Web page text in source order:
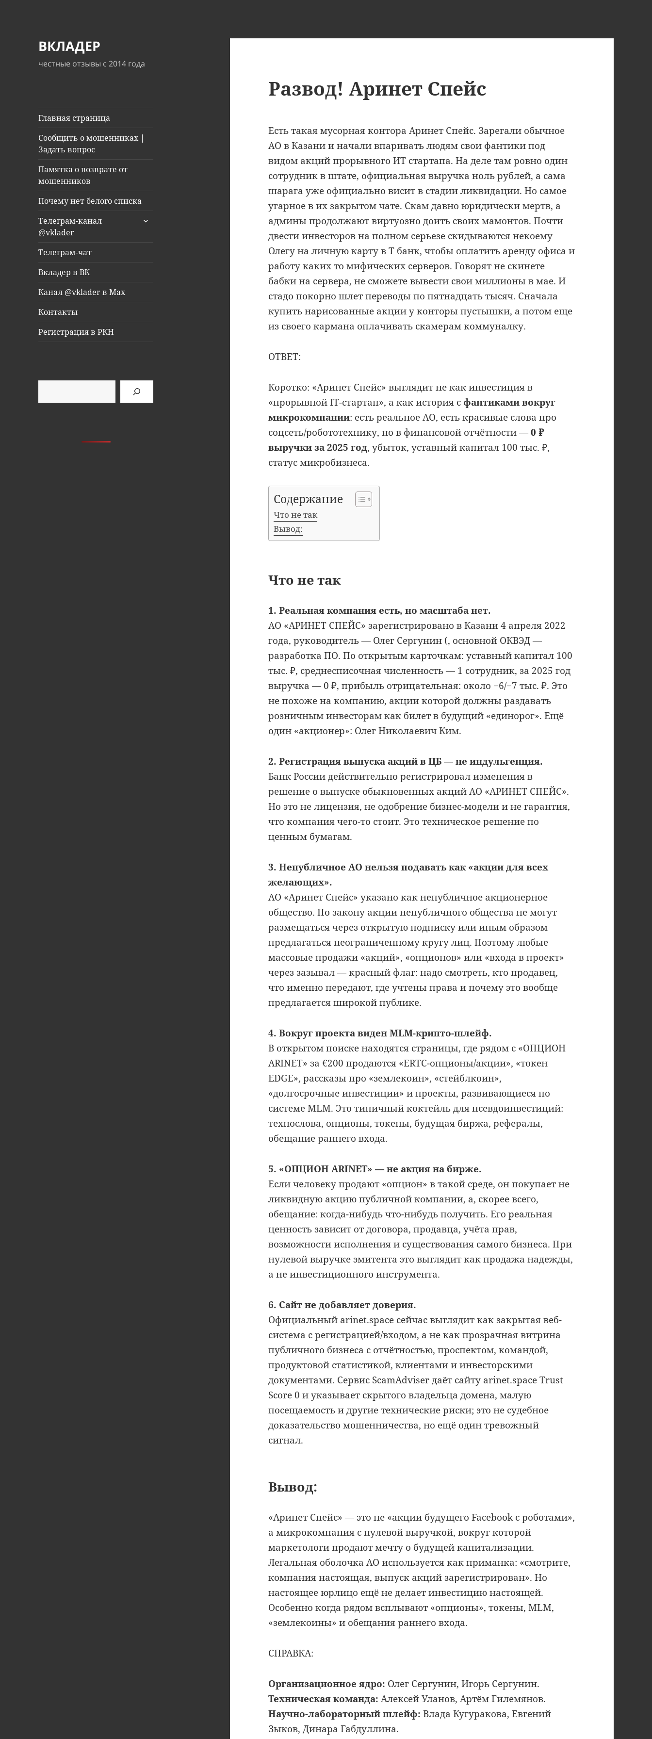
ВКЛАДЕР
честные отзывы с 2014 года
Главная страница
Сообщить о мошенниках |
Задать вопрос
Памятка о возврате от
мошенников
Почему нет белого списка
Телеграм-канал
@vklader
раскрыть
Телеграм-чат
Вкладер в ВК
Канал @vklader в Max
Контакты
Регистрация в РКН
Развод! Аринет Спейс
Есть такая мусорная контора Аринет Спейс. Зарегали обычное
АО в Казани и начали впаривать людям свои фантики под
видом акций прорывного ИТ стартапа. На деле там ровно один
сотрудник в штате, официальная выручка ноль рублей, а сама
шарага уже официально висит в стадии ликвидации. Но самое
угарное в их закрытом чате. Скам давно юридически мертв, а
админы продолжают виртуозно доить своих мамонтов. Почти
двести инвесторов на полном серьезе скидываются некоему
Олегу на личную карту в Т банк, чтобы оплатить аренду офиса и
работу каких то мифических серверов. Говорят не скинете
бабки на сервера, не сможете вывести свои миллионы в мае. И
стадо покорно шлет переводы по пятнадцать тысяч. Сначала
купить нарисованные акции у конторы пустышки, а потом еще
из своего кармана оплачивать скамерам коммуналку.
ОТВЕТ:
Коротко: «Аринет Спейс» выглядит не как инвестиция в
«прорывной IT-стартап», а как история с фантиками вокруг
микрокомпании: есть реальное АО, есть красивые слова про
соцсеть/робототехнику, но в финансовой отчётности —0 ₽
выручки за 2025 год, убыток, уставный капитал 100 тыс. ₽,
статус микробизнеса.
Содержание
Что не так
Вывод:
Что не так
1. Реальная компания есть, но масштаба нет.
АО «АРИНЕТ СПЕЙС» зарегистрировано в Казани 4 апреля 2022
года, руководитель — Олег Сергунин (, основной ОКВЭД —
разработка ПО. По открытым карточкам: уставный капитал 100
тыс. ₽, среднесписочная численность — 1 сотрудник, за 2025 год
выручка — 0 ₽, прибыль отрицательная: около −6/−7 тыс. ₽. Это
не похоже на компанию, акции которой должны раздавать
розничным инвесторам как билет в будущий «единорог». Ещё
один «акционер»: Олег Николаевич Ким.
2. Регистрация выпуска акций в ЦБ — не индульгенция.
Банк России действительно регистрировал изменения в
решение о выпуске обыкновенных акций АО «АРИНЕТ СПЕЙС».
Но это не лицензия, не одобрение бизнес-модели и не гарантия,
что компания чего-то стоит. Это техническое решение по
ценным бумагам.
3. Непубличное АО нельзя подавать как «акции для всех
желающих».
АО «Аринет Спейс» указано как непубличное акционерное
общество. По закону акции непубличного общества не могут
размещаться через открытую подписку или иным образом
предлагаться неограниченному кругу лиц. Поэтому любые
массовые продажи «акций», «опционов» или «входа в проект»
через зазывал — красный флаг: надо смотреть, кто продавец,
что именно передают, где учтены права и почему это вообще
предлагается широкой публике.
4. Вокруг проекта виден MLM-крипто-шлейф.
В открытом поиске находятся страницы, где рядом с «ОПЦИОН
ARINET» за €200 продаются «ERTC-опционы/акции», «токен
EDGE», рассказы про «землекоин», «стейблкоин»,
«долгосрочные инвестиции» и проекты, развивающиеся по
системе MLM. Это типичный коктейль для псевдоинвестиций:
технослова, опционы, токены, будущая биржа, рефералы,
обещание раннего входа.
5. «ОПЦИОН ARINET» — не акция на бирже.
Если человеку продают «опцион» в такой среде, он покупает не
ликвидную акцию публичной компании, а, скорее всего,
обещание: когда-нибудь что-нибудь получить. Его реальная
ценность зависит от договора, продавца, учёта прав,
возможности исполнения и существования самого бизнеса. При
нулевой выручке эмитента это выглядит как продажа надежды,
а не инвестиционного инструмента.
6. Сайт не добавляет доверия.
Официальный arinet.space сейчас выглядит как закрытая веб-
система с регистрацией/входом, а не как прозрачная витрина
публичного бизнеса с отчётностью, проспектом, командой,
продуктовой статистикой, клиентами и инвесторскими
документами. Сервис ScamAdviser даёт сайту arinet.space Trust
Score 0 и указывает скрытого владельца домена, малую
посещаемость и другие технические риски; это не судебное
доказательство мошенничества, но ещё один тревожный
сигнал.
Вывод:
«Аринет Спейс» — это не «акции будущего Facebook с роботами»,
а микрокомпания с нулевой выручкой, вокруг которой
маркетологи продают мечту о будущей капитализации.
Легальная оболочка АО используется как приманка: «смотрите,
компания настоящая, выпуск акций зарегистрирован». Но
настоящее юрлицо ещё не делает инвестицию настоящей.
Особенно когда рядом всплывают «опционы», токены, MLM,
«землекоины» и обещания раннего входа.
СПРАВКА:
Организационное ядро: Олег Сергунин, Игорь Сергунин.
Техническая команда: Алексей Уланов, Артём Гилемянов.
Научно-лабораторный шлейф: Влада Кугуракова, Евгений
Зыков, Динара Габдуллина.